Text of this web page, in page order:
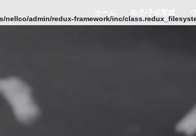
nellco/admin/redux-framework/inc/
ホーム 幼児/子供育成